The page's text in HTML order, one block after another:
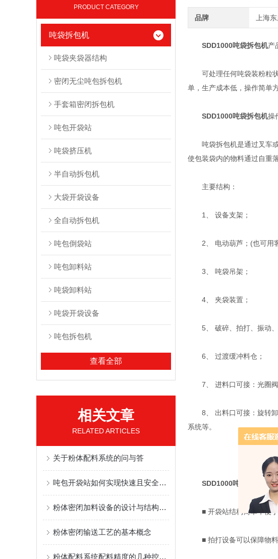
PRODUCT CATEGORY
吨袋拆包机
吨袋夹袋器结构
密闭无尘吨包拆包机
手套箱密闭拆包机
吨包开袋站
吨袋挤压机
半自动拆包机
大袋开袋设备
全自动拆包机
吨包倒袋站
吨包卸料站
吨袋卸料站
吨袋开袋设备
吨包拆包机
查看全部
相关文章
RELATED ARTICLES
关于粉体配料系统的问与答
吨包开袋站如何实现快速且安全的物料卸载
粉体密闭加料设备的设计与结构优化
粉体密闭输送工艺的基本概念
粉体配料系统配料精度的几种控制方式
品牌 上海
SDD1000吨袋拆包机产
可处理任何吨袋装粉粒状
单，生产成本低，操作简单
SDD1000吨袋拆包机操
吨袋拆包机是通过叉车或
使包装袋内的物料通过自重
主要结构：
1、 设备支架；
2、 电动葫芦；(也可用
3、 吨袋吊架；
4、 夹袋装置；
5、 破碎、拍打、振动、
6、 过渡缓冲料仓；
7、 进料口可接：光圈阀
8、 出料口可接：旋转卸
系统等。
SDD1000吨袋拆包机产
■ 开袋站结构简单，便于
■ 拍打设备可以保障物料